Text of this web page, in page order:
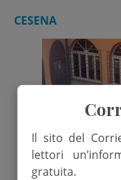
CESENA
Il sito del
lettori
gratuita.